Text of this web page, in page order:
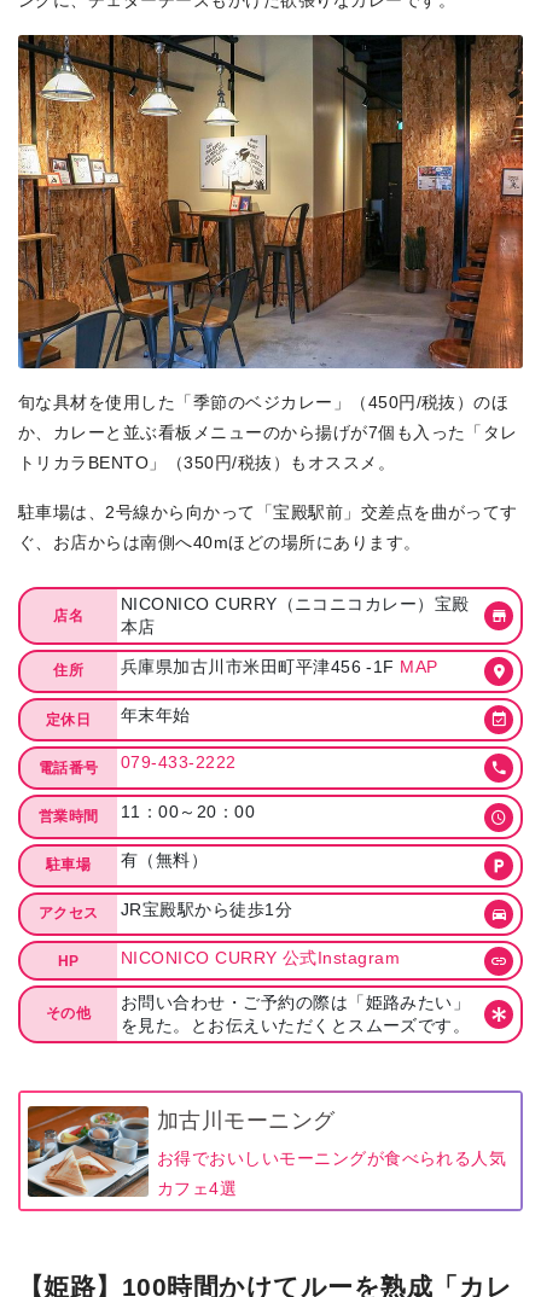
旬な具材を使用した「季節のベジカレー」（450円/税抜）のほ
か、カレーと並ぶ看板メニューのから揚げが7個も入った「タレ
トリカラBENTO」（350円/税抜）もオススメ。
駐車場は、2号線から向かって「宝殿駅前」交差点を曲がってす
ぐ、お店からは南側へ40mほどの場所にあります。
店名
NICONICO CURRY（ニコニコカレー）宝殿
本店
住所 兵庫県加古川市米田町平津456 -1F MAP
定休日 年末年始
電話番号 079-433-2222
営業時間 11：00～20：00
駐車場 有（無料）
アクセス JR宝殿駅から徒歩1分
HP NICONICO CURRY 公式Instagram
その他
お問い合わせ・ご予約の際は「姫路みたい」
を見た。とお伝えいただくとスムーズです。
加古川モーニング
お得でおいしいモーニングが食べられる人気
カフェ4選
【姫路】100時間かけてルーを熟成「カレ